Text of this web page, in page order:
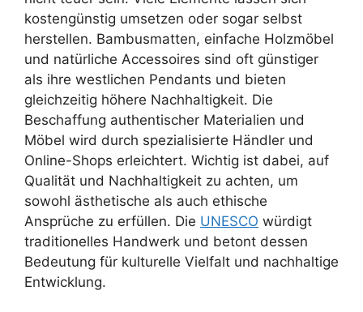
kostengünstig umsetzen oder sogar selbst
herstellen. Bambusmatten, einfache Holzmöbel
und natürliche Accessoires sind oft günstiger
als ihre westlichen Pendants und bieten
gleichzeitig höhere Nachhaltigkeit. Die
Beschaffung authentischer Materialien und
Möbel wird durch spezialisierte Händler und
Online-Shops erleichtert. Wichtig ist dabei, auf
Qualität und Nachhaltigkeit zu achten, um
sowohl ästhetische als auch ethische
Ansprüche zu erfüllen. Die UNESCO würdigt
traditionelles Handwerk und betont dessen
Bedeutung für kulturelle Vielfalt und nachhaltige
Entwicklung.